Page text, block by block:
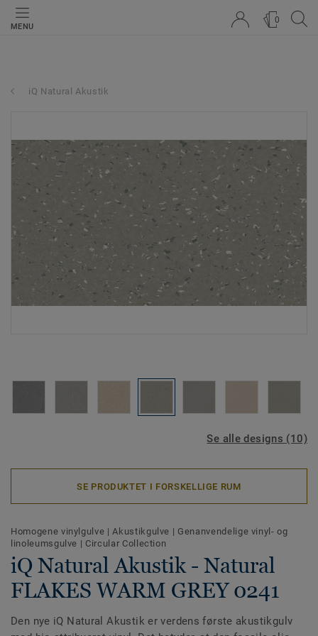
MENU
0
iQ Natural Akustik
Se alle designs (10)
SE PRODUKTET I FORSKELLIGE RUM
Homogene vinylgulve |Akustikgulve | Genanvendelige vinyl- og
linoleumsgulve | Circular Collection
iQ Natural Akustik - Natural
FLAKES WARM GREY 0241
Den nye iQ Natural Akustik er verdens første akustikgulv